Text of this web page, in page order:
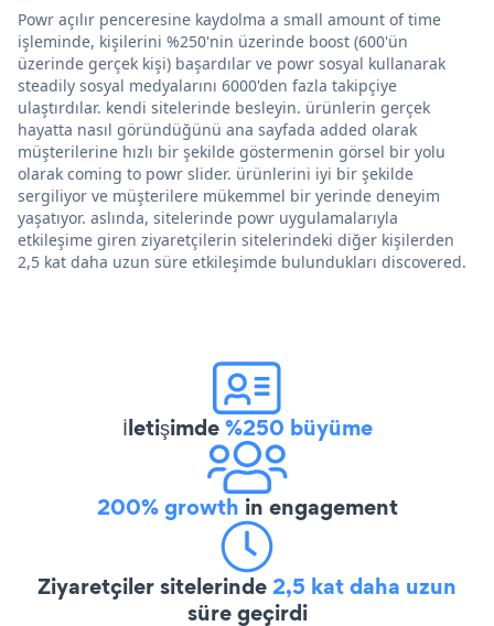
Powr açılır penceresine kaydolma a small amount of time
işleminde, kişilerini %250'nin üzerinde boost (600'ün
üzerinde gerçek kişi) başardılar ve powr sosyal kullanarak
steadily sosyal medyalarını 6000'den fazla takipçiye
ulaştırdılar. kendi sitelerinde besleyin. ürünlerin gerçek
hayatta nasıl göründüğünü ana sayfada added olarak
müşterilerine hızlı bir şekilde göstermenin görsel bir yolu
olarak coming to powr slider. ürünlerini iyi bir şekilde
sergiliyor ve müşterilere mükemmel bir yerinde deneyim
yaşatıyor. aslında, sitelerinde powr uygulamalarıyla
etkileşime giren ziyaretçilerin sitelerindeki diğer kişilerden
2,5 kat daha uzun süre etkileşimde bulundukları discovered.
İletişimde%250 büyüme
200% growth in engagement
Ziyaretçiler sitelerinde2,5 kat daha uzun
süre geçirdi